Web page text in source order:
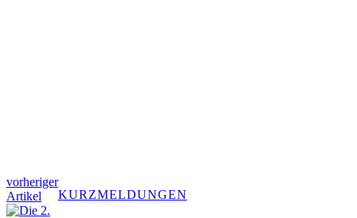
vorheriger
Artikel
KURZMELDUNGEN